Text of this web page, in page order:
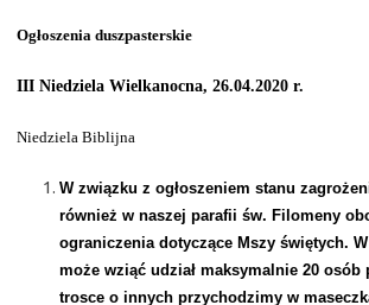
Ogłoszenia duszpasterskie
III Niedziela Wielkanocna, 26.04.2020 r.
Niedziela Biblijna
W związku z ogłoszeniem stanu
również w naszej parafii św. Filomeny
ograniczenia dotyczące Mszy świętych.
może wziąć udział maksymalnie 20 osób
trosce o innych przychodzimy w